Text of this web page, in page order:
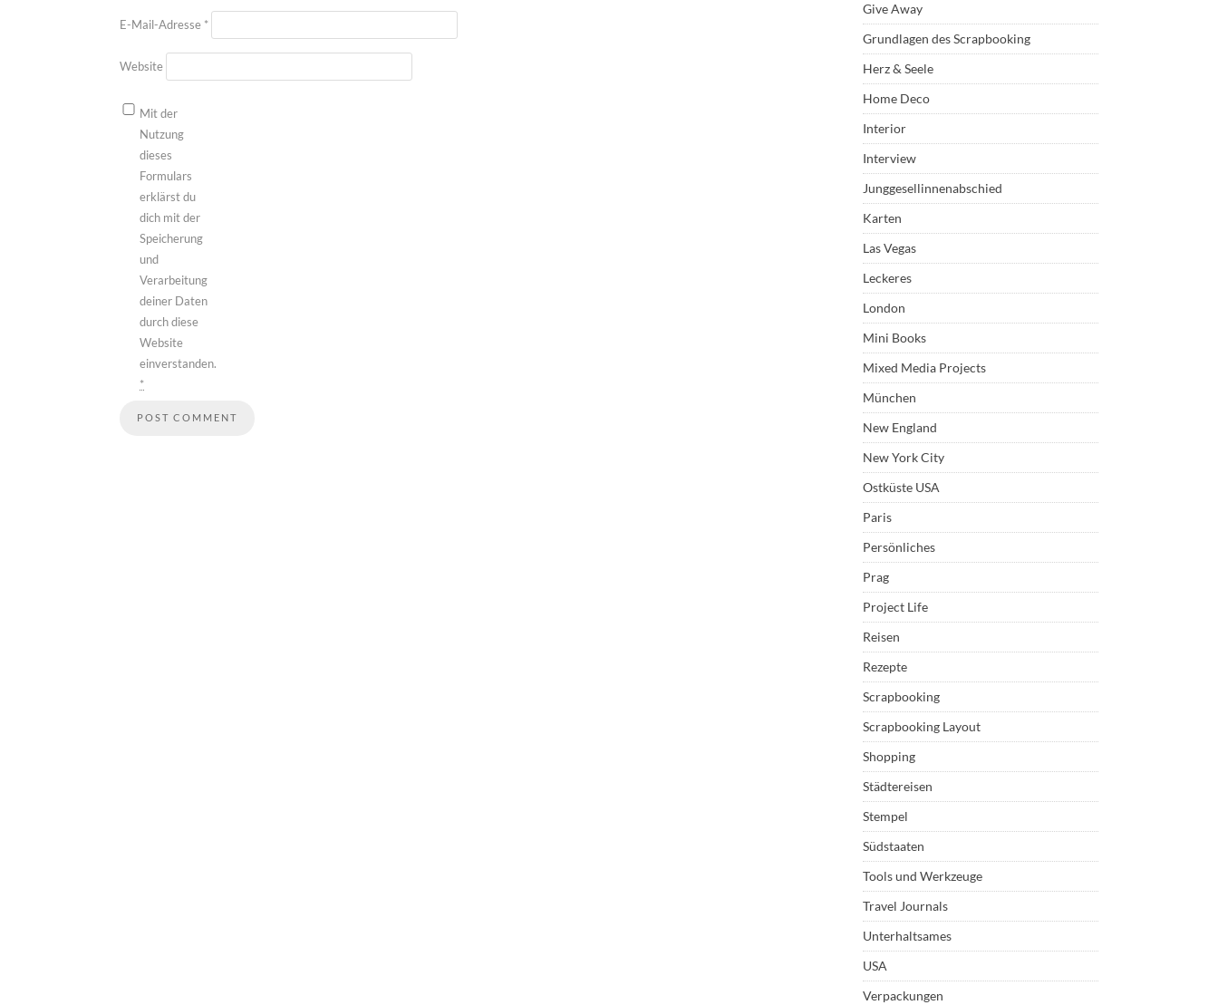
E-Mail-Adresse *
Website
Mit der
Nutzung
dieses
Formulars
erklärst du
dich mit der
Speicherung
und
Verarbeitung
deiner Daten
durch diese
Website
einverstanden.
*
Give Away
Grundlagen des Scrapbooking
Herz & Seele
Home Deco
Interior
Interview
Junggesellinnenabschied
Karten
Las Vegas
Leckeres
London
Mini Books
Mixed Media Projects
München
New England
New York City
Ostküste USA
Paris
Persönliches
Prag
Project Life
Reisen
Rezepte
Scrapbooking
Scrapbooking Layout
Shopping
Städtereisen
Stempel
Südstaaten
Tools und Werkzeuge
Travel Journals
Unterhaltsames
USA
Verpackungen